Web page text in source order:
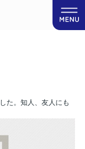
た。知人、友人にも